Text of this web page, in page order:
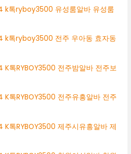
k톡ryboy3500 유성룸알바 유성룸
k톡ryboy3500 전주 우아동 효자동
톡RYBOY3500 전주밤알바 전주보
톡RYBOY3500 전주유흥알바 전주
톡RYBOY3500 제주시유흥알바 제